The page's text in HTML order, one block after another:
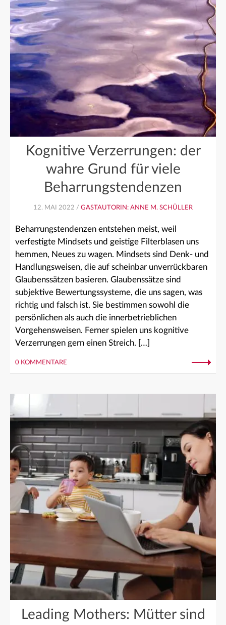
Kognitive Verzerrungen: der
wahre Grund für viele
Beharrungstendenzen
12. MAI 2022 / GASTAUTORIN: ANNE M. SCHÜLLER
Beharrungstendenzen entstehen meist, weil
verfestigte Mindsets und geistige Filterblasen uns
hemmen, Neues zu wagen. Mindsets sind Denk- und
Handlungsweisen, die auf scheinbar unverrückbaren
Glaubenssätzen basieren. Glaubenssätze sind
subjektive Bewertungssysteme, die uns sagen, was
richtig und falsch ist. Sie bestimmen sowohl die
persönlichen als auch die innerbetrieblichen
Vorgehensweisen. Ferner spielen uns kognitive
Verzerrungen gern einen Streich. […]
0 KOMMENTARE
Leading Mothers: Mütter sind